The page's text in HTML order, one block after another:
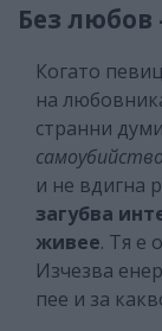
Без любов
Когато
на
странни
и не вдигна
загубва
живее. Тя е
Изчезва
пее и за